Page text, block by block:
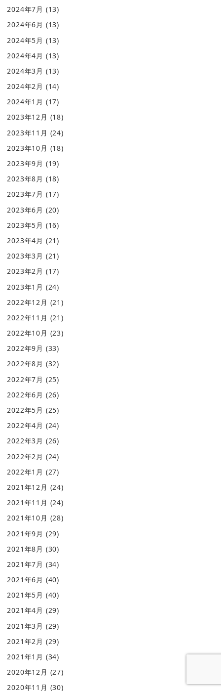
2024年7月 (13)
2024年6月 (13)
2024年5月 (13)
2024年4月 (13)
2024年3月 (13)
2024年2月 (14)
2024年1月 (17)
2023年12月 (18)
2023年11月 (24)
2023年10月 (18)
2023年9月 (19)
2023年8月 (18)
2023年7月 (17)
2023年6月 (20)
2023年5月 (16)
2023年4月 (21)
2023年3月 (21)
2023年2月 (17)
2023年1月 (24)
2022年12月 (21)
2022年11月 (21)
2022年10月 (23)
2022年9月 (33)
2022年8月 (32)
2022年7月 (25)
2022年6月 (26)
2022年5月 (25)
2022年4月 (24)
2022年3月 (26)
2022年2月 (24)
2022年1月 (27)
2021年12月 (24)
2021年11月 (24)
2021年10月 (28)
2021年9月 (29)
2021年8月 (30)
2021年7月 (34)
2021年6月 (40)
2021年5月 (40)
2021年4月 (29)
2021年3月 (29)
2021年2月 (29)
2021年1月 (34)
2020年12月 (27)
2020年11月 (30)